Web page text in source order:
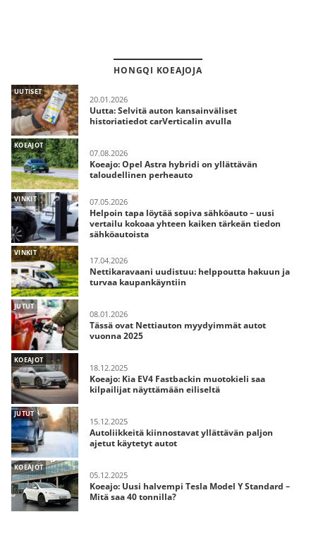
HONGQI KOEAJOJA
UUTISET
20.01.2026
Uutta: Selvitä auton kansainväliset
historiatiedot carVerticalin avulla
KOEAJOT
07.08.2026
Koeajo: Opel Astra hybridi on yllättävän
taloudellinen perheauto
VINKIT 07.05.2026
Helpoin tapa löytää sopiva sähköauto – uusi
vertailu kokoaa yhteen kaiken tärkeän tiedon
sähköautoista
VINKIT
17.04.2026
Nettikaravaani uudistuu: helppoutta hakuun ja
turvaa kaupankäyntiin
JUTUT
08.01.2026
Tässä ovat Nettiauton myydyimmät autot
vuonna 2025
KOEAJOT
18.12.2025
Koeajo: Kia EV4 Fastbackin muotokieli saa
kilpailijat näyttämään eiliseltä
JUTUT
15.12.2025
Autoliikkeitä kiinnostavat yllättävän paljon
ajetut käytetyt autot
KOEAJOT
05.12.2025
Koeajo: Uusi halvempi Tesla Model Y Standard –
Mitä saa 40 tonnilla?